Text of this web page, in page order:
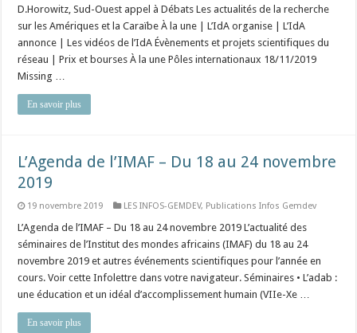
D.Horowitz, Sud-Ouest appel à Débats Les actualités de la recherche
sur les Amériques et la Caraïbe À la une | L’IdA organise | L’IdA
annonce | Les vidéos de l’IdA Évènements et projets scientifiques du
réseau | Prix et bourses À la une Pôles internationaux 18/11/2019
Missing …
En savoir plus
L’Agenda de l’IMAF – Du 18 au 24 novembre
2019
19 novembre 2019 LES INFOS-GEMDEV, Publications Infos Gemdev
L’Agenda de l’IMAF – Du 18 au 24 novembre 2019 L’actualité des
séminaires de l’Institut des mondes africains (IMAF) du 18 au 24
novembre 2019 et autres événements scientifiques pour l’année en
cours. Voir cette Infolettre dans votre navigateur. Séminaires • L’adab :
une éducation et un idéal d’accomplissement humain (VIIe-Xe …
En savoir plus